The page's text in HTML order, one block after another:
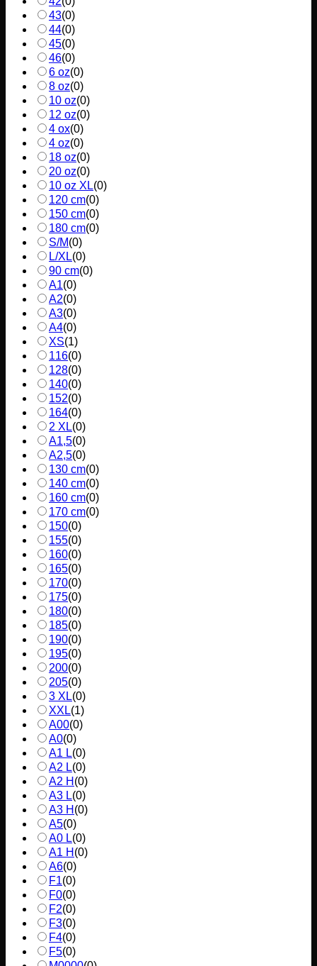
43(0)
44(0)
45(0)
46(0)
6 oz(0)
8 oz(0)
10 oz(0)
12 oz(0)
4 ox(0)
4 oz(0)
18 oz(0)
20 oz(0)
10 oz XL(0)
120 cm(0)
150 cm(0)
180 cm(0)
S/M(0)
L/XL(0)
90 cm(0)
A1(0)
A2(0)
A3(0)
A4(0)
XS(1)
116(0)
128(0)
140(0)
152(0)
164(0)
2 XL(0)
A1,5(0)
A2,5(0)
130 cm(0)
140 cm(0)
160 cm(0)
170 cm(0)
150(0)
155(0)
160(0)
165(0)
170(0)
175(0)
180(0)
185(0)
190(0)
195(0)
200(0)
205(0)
3 XL(0)
XXL(1)
A00(0)
A0(0)
A1 L(0)
A2 L(0)
A2 H (0)
A3 L(0)
A3 H (0)
A5(0)
A0 L(0)
A1 H (0)
A6(0)
F1(0)
F0(0)
F2(0)
F3(0)
F4(0)
F5(0)